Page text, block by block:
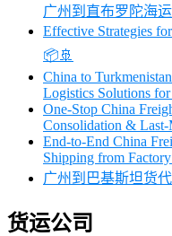
广州到直布罗陀海
Effective Strategies
📦🚢
China to
Logistics Solutions
One-Stop China
Consolidation &
End-to-End China
Shipping from
广州到巴基斯坦货代
货运公司